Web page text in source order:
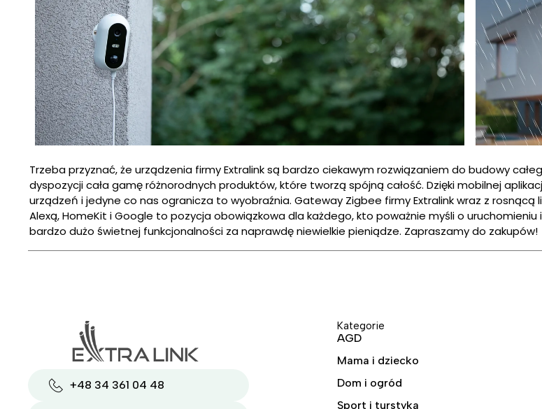
Trzeba przyznać, że urządzenia firmy Extralink są bardzo ciekawym rozwiązaniem do budowy
dyspozycji cała gamę różnorodnych produktów, które tworzą spójną całość. Dzięki mobilnej
urządzeń i jedyne co nas ogranicza to wyobraźnia. Gateway Zigbee firmy Extralink wraz z rosnącą
Alexą, HomeKit i Google to pozycja obowiązkowa dla każdego, kto poważnie myśli o
bardzo dużo świetnej funkcjonalności za naprawdę niewielkie pieniądze. Zapraszamy do zakupów!
+48 34 361 04 48
Kategorie
AGD
Mama i dziecko
Dom i ogród
Sport i turstyka